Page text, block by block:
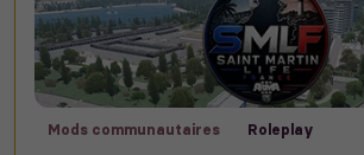
Mods communautaires Roleplay